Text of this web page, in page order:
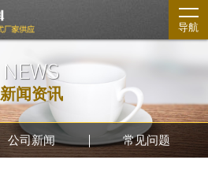
导航
NEWS
新闻资讯
公司新闻 常见问题